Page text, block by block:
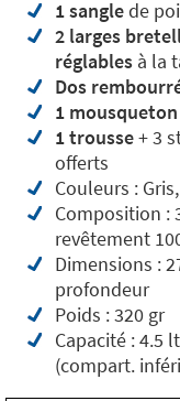
1 sanglede
2 larges
réglables à la
Dos
1
1trousse+ 3
offerts
Couleurs :
Composition :
revêtement
Dimensions :
profondeur
Poids : 320 gr
Capacité : 4.5
(compart.